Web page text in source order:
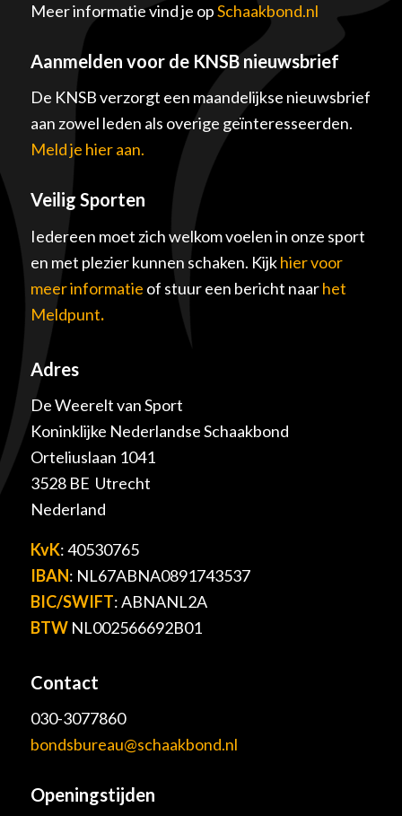
Meer informatie vind je opSchaakbond.nl
Aanmelden voor de KNSB nieuwsbrief
De KNSB verzorgt een maandelijkse nieuwsbrief
aan zowel leden als overige geïnteresseerden.
Meld je hier aan.
Veilig Sporten
Iedereen moet zich welkom voelen in onze sport
en met plezier kunnen schaken. Kijkhier voor
meer informatie of stuur een bericht naarhet
Meldpunt.
Adres
De Weerelt van Sport
Koninklijke Nederlandse Schaakbond
Orteliuslaan 1041
3528 BE Utrecht
Nederland
KvK: 40530765
IBAN: NL67ABNA0891743537
BIC/SWIFT: ABNANL2A
BTWNL002566692B01
Contact
030-3077860
bondsbureau@schaakbond.nl
Openingstijden